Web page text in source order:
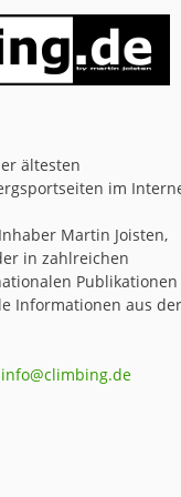
ältesten
im
Martin Joisten,
in zahlreichen
Publikationen
Informationen aus der
info@climbing.de